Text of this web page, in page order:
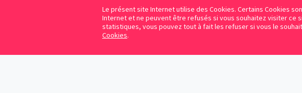
Le présent site Internet utilise des Cookies. Certains Cookies
Internet et ne peuvent être refusés si vous souhaitez visiter ce
statistiques, vous pouvez tout à fait les refuser si vous le
Cookies.